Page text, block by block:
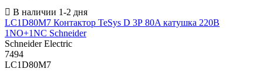
LC1D80M7 Контактор TeSys D 3Р 80A катушка 220В
1NO+1NC Schneider
Schneider Electric
7494
LC1D80M7